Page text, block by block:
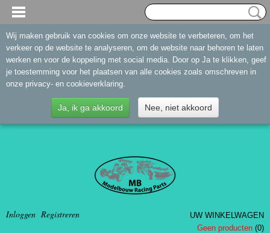
Inloggen Registreren
UW WINKELWAGEN
Geen producten (0)
Wij maken gebruik van cookies om onze website te verbeteren, om het
verkeer op de website te analyseren, om de website naar behoren te laten
werken en voor de koppeling met social media. Door op Ja te klikken, geef
je toestemming voor het plaatsen van alle cookies zoals omschreven in
onze privacy- en cookieverklaring.
Ja, ik ga akkoord Nee, niet akkoord